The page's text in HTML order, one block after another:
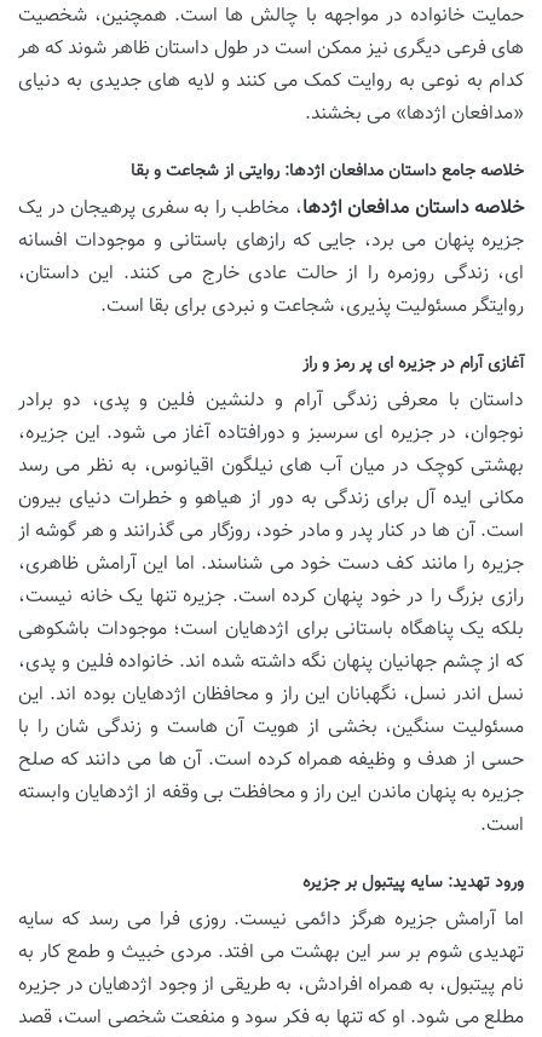
حمایت خانواده در مواجهه با چالش ها است. همچنین، شخصیت
های فرعی دیگری نیز ممکن است در طول داستان ظاهر شوند که هر
کدام به نوعی به روایت کمک می کنند و لایه های جدیدی به دنیای
«مدافعان اژدها» می بخشند.
خلاصه جامع داستان مدافعان اژدها: روایتی از شجاعت و بقا
خلاصه داستان مدافعان اژدها، مخاطب را به سفری پرهیجان در یک
جزیره پنهان می برد، جایی که رازهای باستانی و موجودات افسانه
ای، زندگی روزمره را از حالت عادی خارج می کنند. این داستان،
روایتگر مسئولیت پذیری، شجاعت و نبردی برای بقا است.
آغازی آرام در جزیره ای پر رمز و راز
داستان با معرفی زندگی آرام و دلنشین فلین و پدی، دو برادر
نوجوان، در جزیره ای سرسبز و دورافتاده آغاز می شود. این جزیره،
بهشتی کوچک در میان آب های نیلگون اقیانوس، به نظر می رسد
مکانی ایده آل برای زندگی به دور از هیاهو و خطرات دنیای بیرون
است. آن ها در کنار پدر و مادر خود، روزگار می گذرانند و هر گوشه از
جزیره را مانند کف دست خود می شناسند. اما این آرامش ظاهری،
رازی بزرگ را در خود پنهان کرده است. جزیره تنها یک خانه نیست،
بلکه یک پناهگاه باستانی برای اژدهایان است؛ موجودات باشکوهی
که از چشم جهانیان پنهان نگه داشته شده اند. خانواده فلین و پدی،
نسل اندر نسل، نگهبانان این راز و محافظان اژدهایان بوده اند. این
مسئولیت سنگین، بخشی از هویت آن هاست و زندگی شان را با
حسی از هدف و وظیفه همراه کرده است. آن ها می دانند که صلح
جزیره به پنهان ماندن این راز و محافظت بی وقفه از اژدهایان وابسته
است.
ورود تهدید: سایه پیتبول بر جزیره
اما آرامش جزیره هرگز دائمی نیست. روزی فرا می رسد که سایه
تهدیدی شوم بر سر این بهشت می افتد. مردی خبیث و طمع کار به
نام پیتبول، به همراه افرادش، به طریقی از وجود اژدهایان در جزیره
مطلع می شود. او که تنها به فکر سود و منفعت شخصی است، قصد